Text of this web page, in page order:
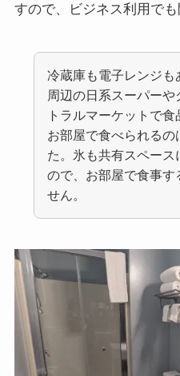
すので、ビジネス利用でも
冷蔵庫も電子レンジも
周辺の日系スーパーや
トラルマーケットで食
お部屋で食べられるの
た。氷も共有スペース
ので、お部屋で食事す
せん。